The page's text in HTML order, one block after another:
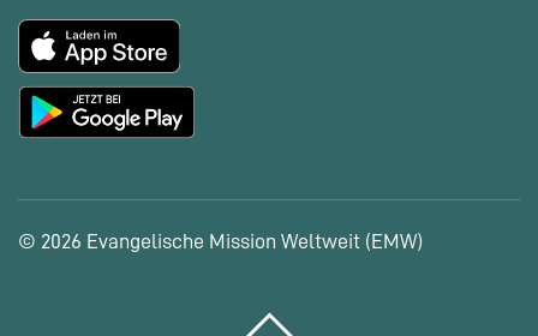
© 2026 Evangelische Mission Weltweit (EMW)